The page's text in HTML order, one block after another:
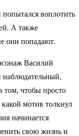
попытался воплотить
А также
они попадают.
Василий
наблюдательный,
том, чтобы просто
мотив толкнул
начинается
свою жизнь и